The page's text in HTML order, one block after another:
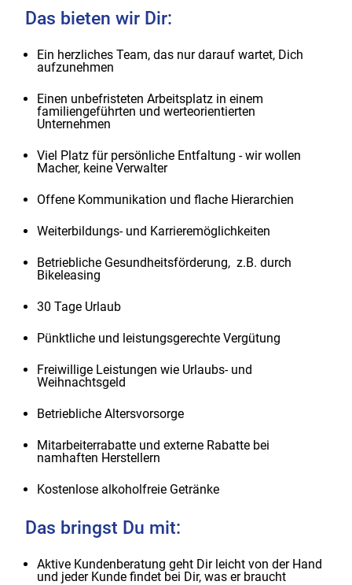
Das bieten wir Dir:
Ein herzliches Team, das nur darauf wartet, Dich
aufzunehmen
Einen unbefristeten Arbeitsplatz in einem
familiengeführten und werteorientierten
Unternehmen
Viel Platz für persönliche Entfaltung - wir wollen
Macher, keine Verwalter
Offene Kommunikation und flache Hierarchien
Weiterbildungs- und Karrieremöglichkeiten
Betriebliche Gesundheitsförderung, z.B. durch
Bikeleasing
30 Tage Urlaub
Pünktliche und leistungsgerechte Vergütung
Freiwillige Leistungen wie Urlaubs- und
Weihnachtsgeld
Betriebliche Altersvorsorge
Mitarbeiterrabatte und externe Rabatte bei
namhaften Herstellern
Kostenlose alkoholfreie Getränke
Das bringst Du mit:
Aktive Kundenberatung geht Dir leicht von der Hand
und jeder Kunde findet bei Dir, was er braucht